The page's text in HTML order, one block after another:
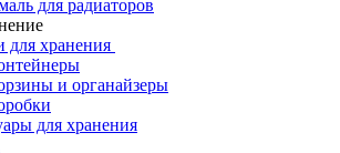
для радиаторов
для хранения
и органайзеры
для хранения